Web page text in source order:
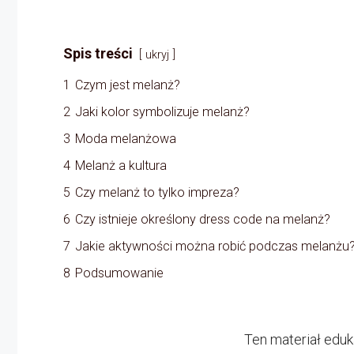
Spis treści ukryj
1 Czym jest melanż?
2 Jaki kolor symbolizuje melanż?
3 Moda melanżowa
4 Melanż a kultura
5 Czy melanż to tylko impreza?
6 Czy istnieje określony dress code na melanż?
7 Jakie aktywności można robić podczas
8 Podsumowanie
Ten materiał